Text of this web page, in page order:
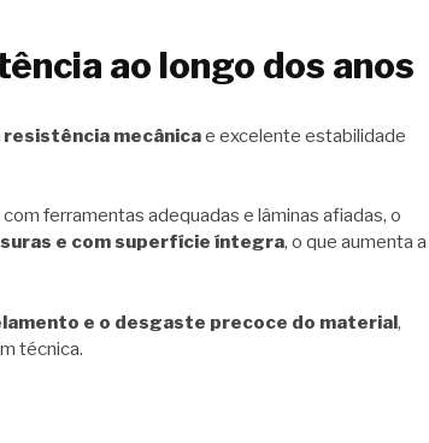
ao longo dos anos
resistência mecânicae excelente estabilidade
ferramentas adequadas e lâminas afiadas, o
e com superfície íntegra, o que aumenta a
e o desgaste precoce do material,
técnica.